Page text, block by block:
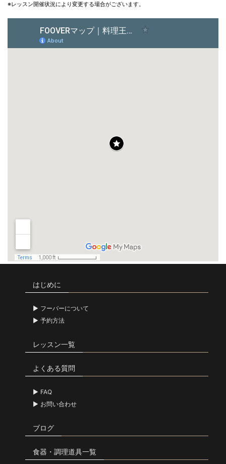
※レッスン開催状況により変更する場合がございます。
はじめに
フーバーについて
予約方法
レッスン一覧
よくある質問
FAQ
お問い合わせ
ブログ
食器・調理道具一覧